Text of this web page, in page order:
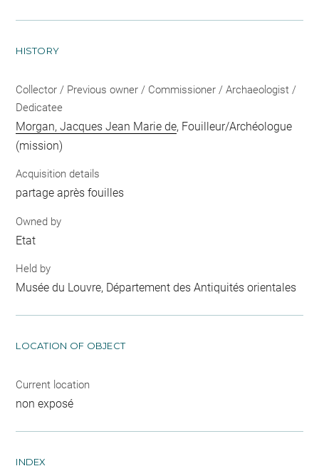
HISTORY
Collector / Previous owner / Commissioner / Archaeologist /
Dedicatee
Morgan, Jacques Jean Marie de, Fouilleur/Archéologue
(mission)
Acquisition details
partage après fouilles
Owned by
Etat
Held by
Musée du Louvre, Département des Antiquités orientales
LOCATION OF OBJECT
Current location
non exposé
INDEX